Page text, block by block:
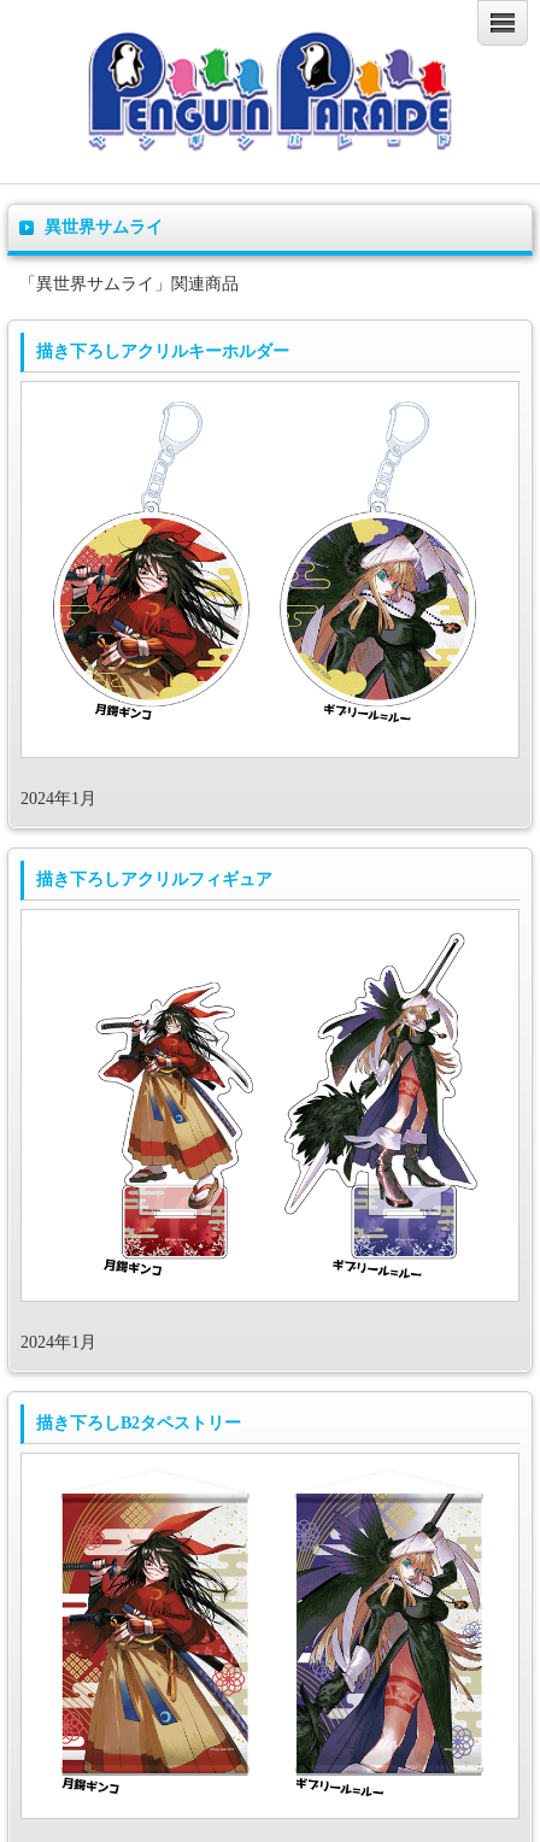
異世界サムライ
「異世界サムライ」関連商品
描き下ろしアクリルキーホルダー
2024年1月
描き下ろしアクリルフィギュア
2024年1月
描き下ろしB2タペストリー